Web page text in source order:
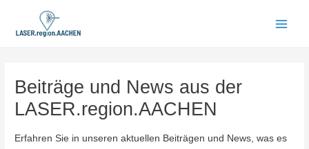
Beiträge und News aus der
LASER.region.AACHEN
Erfahren Sie in unseren aktuellen Beiträgen und News, was es